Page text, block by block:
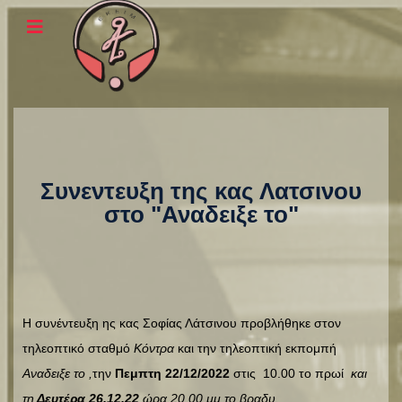
Συνεντευξη της κας Λατσινου
στο "Αναδειξε το"
Η συνέντευξη ης κας Σοφίας Λάτσινου προβλήθηκε στον
τηλεοπτικό σταθμό Κόντρα και την τηλεοπτική εκπομπή
Αναδειξε το την Πεμπτη 22/12/2022 στις 10.00 το πρωί και
τη Δευτέρα 26.12.22 ώρα 20.00 μμ το βραδυ.